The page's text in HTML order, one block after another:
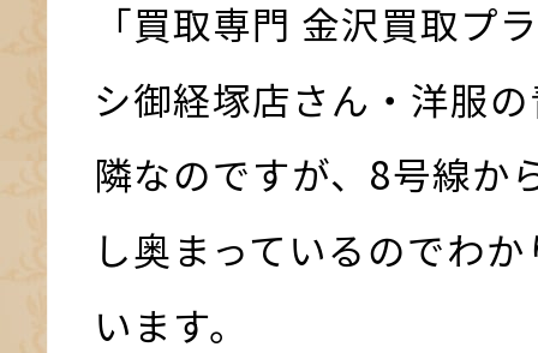
「買取専門 金沢買取プ
シ御経塚店さん・洋服
隣なのですが、8号線か
し奥まっているのでわ
います。